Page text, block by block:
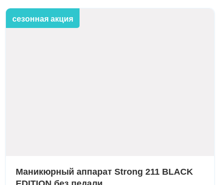
сезонная акция
Маникюрный аппарат Strong 211 BLACK